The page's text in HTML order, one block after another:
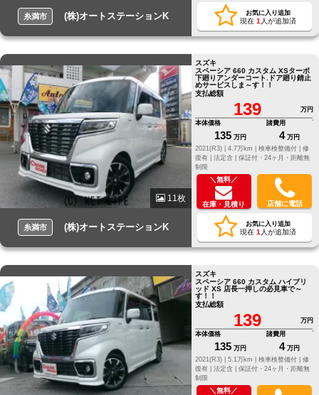
糸満市 (株)オートステーションK お気に入り追加
現在 1 人が追加済
11枚
糸満市 (株)オートステーションK
スズキ
スペーシア 660 カスタム XSターボ
下廻りアンダーコート.ドア廻り錆止
めサービスしま～す！！
支払総額
139
万円
本体価格
135 万円
諸費用
4 万円
2021(R3) |
4.7万km | 検車検整備付 | 修
復有 | 法定含 | 保証付・24ヶ月・距離無
制限
＼無料／
在庫・見積り 店舗に電話
お気に入り追加
現在 1 人が追加済
スズキ
スペーシア 660 カスタム ハイブリ
ッド XS 店長一押しの必見車で～
す！！
支払総額
139
万円
本体価格
135 万円
諸費用
4 万円
2021(R3) |
5.1万km | 検車検整備付 | 修
復有 | 法定含 | 保証付・24ヶ月・距離無
制限
＼無料／